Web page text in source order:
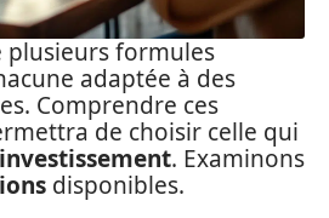
plusieurs formules
adaptée à des
Comprendre ces
de choisir celle qui
investissement. Examinons
disponibles.